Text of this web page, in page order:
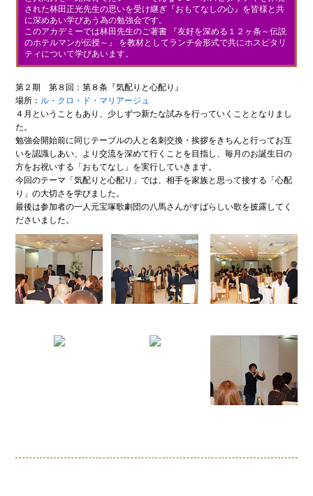
された林田正光先生の思いを受け継ぎ『おもてなしの心』を皆様と共
に深めあい学びあう為の勉強会です。
このアカデミーでは林田先生のご著書 『友好を深める１２ヶ条～伝説
のホテルマンが伝授～』 を教材としてランチ会形式で共にホスピタリ
ティについて学びあいます。
第２期 第８回：第８条『気配りと心配り』
場所： ル・クロ・ド・マリアージュ
４月ということもあり、少しずつ新たな試みを行っていくこととなりまし
た。
勉強会開始前に同じテーブルの人と名刺交換・挨拶をきちんと行ってお互
いを認識しあい、より交流を深めて行くことを目指し、毎月のお誕生日の
方をお祝いする「おもてなし」を実行していきます。
今回のテーマ「気配りと心配り」では、相手を家族と思って接する「心配
り」の大切さを学びました。
最後は参加者の一人元宝塚歌劇団の八馬さんがすばらしい歌を披露してく
ださいました。